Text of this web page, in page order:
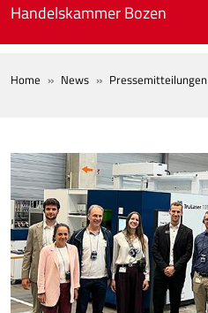
Skip to main content
Handelskammer Bozen
BREADCRUMB
Home News Pressemitteilungen